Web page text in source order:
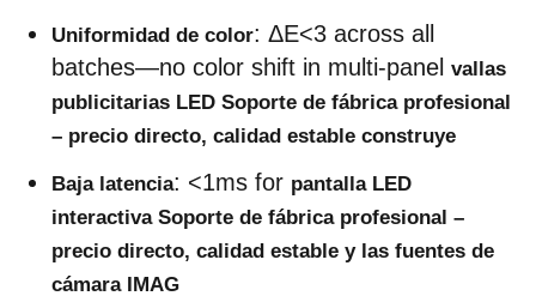
Uniformidad de color: ΔE<3 across all
batches—no color shift in multi-panel vallas
publicitarias LED Soporte de fábrica profesional
– precio directo, calidad estable construye
Baja latencia: <1ms for pantalla LED
interactiva Soporte de fábrica profesional –
precio directo, calidad estable y las fuentes de
cámara IMAG